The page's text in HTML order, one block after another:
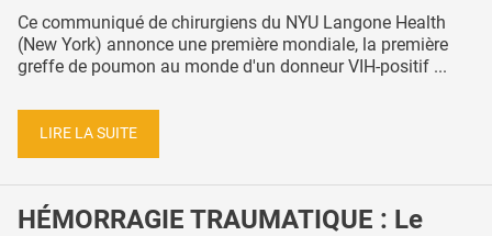
Ce communiqué de chirurgiens du NYU Langone Health
(New York) annonce une première mondiale, la première
greffe de poumon au monde d'un donneur VIH-positif ...
LIRE LA SUITE
HÉMORRAGIE TRAUMATIQUE : Le